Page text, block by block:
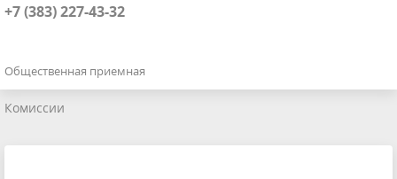
+7 (383) 227-43-32
Общественная приемная
Комиссии